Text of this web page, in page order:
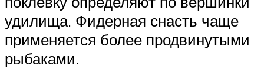
удилища. Фидерная снасть чаще
применяется более продвинутыми
рыбаками.